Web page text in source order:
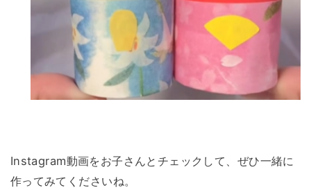
Instagram動画をお子さんとチェックして、ぜひ一緒に
作ってみてくださいね。